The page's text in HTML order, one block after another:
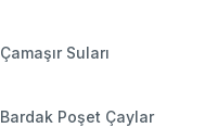
Çamaşır Suları
Bardak Poşet Çaylar